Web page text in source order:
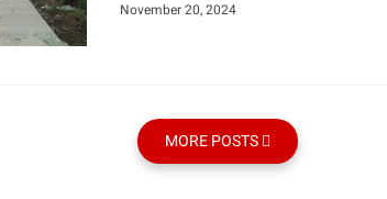
November 20, 2024
MORE POSTS